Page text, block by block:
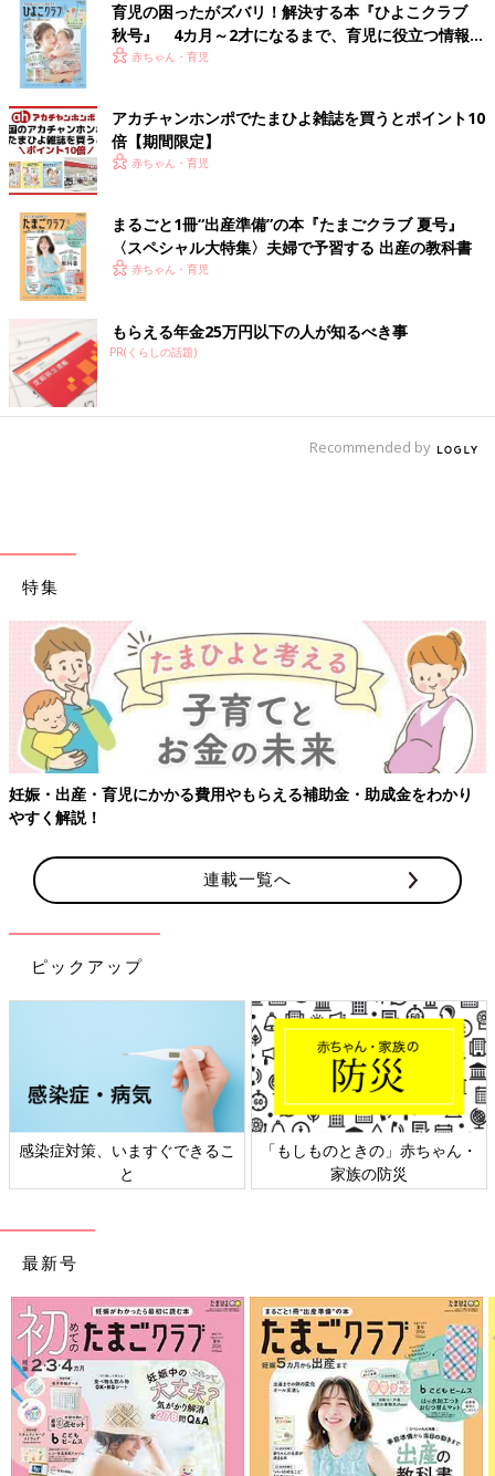
「悪意はない」と、言いつつ不快な言動が続くママ友とは、どう
付き合ったら良いのでしょうか。２人の母でもある子育てアドバ
イザーの長島ともこさんに対処方法を聞きました。
「少しずつ距離が縮まり、気軽に世間話ができるようになってき
たと思ったら、いきなりこちらの意見を否定したり、“口撃”して
きたり。こちらが内心イラッとしていることを見透かすかのよう
に、その後絶妙のタイミングでフォローのメールをしてくるママ
振り回されまいとしても、なんだかざわざわしてしまう気持ち、
良くわかります。
そのママ友さんは、相談者さんに、ある程度気を許しているので
はないでしょうか。『この人にだったら、ちょっとくらい言い過
ぎても大丈夫』などと言った安心感が良くも悪くも“素の自分”を
見せることにつながり、本音なのか建前なのかわからない言動で
結果的に相談者さんを困らせてしまっているように感じます。
『なんで返信くれないの？』などと言われ逆ギレの気配を少しで
も感じたら、『あ、ごめんねーなかなか返信できなくて。最近実
家でちょっといろいろあって・・・。忙しくてメールを見ている
余裕がなかったの』などと、さらりとかわしましょう。
なんか不快だなと感じるママ友とは、『程よく距離を置きつつ、
挨拶は笑顔で』をモットーに向き合ってみてはいかがでしょう」
長島ともこ
フリーライター、エディター、認定子育てアドバイザー。教育、
育児、妊娠＆出産を中心に幅広い分野で取材、執筆、企画ディレ
クション等を行う。PTA活動にも数多く携わり、その経験をもと
に、書籍『PTA広報誌づくりがウソのように楽しくラクになる
本』『卒対を楽しくラクに乗り切る本』（厚有出版）を出版。All
About子育て・PTA情報ガイド。大学生と中学生の母。
https://www.tomokonagashima.com/
※文中のコメントは「ウィメンズパーク」の投稿を再編集したも
のです。
※記事の内容は記事執筆当時の情報であり、現在と異なる場合が
あります。
ただでさえ話が長かったママ友がコロナ
ます。すると口コミサイト「ウィメンズパー
ク」に、「ママ友の長時間の電話に悩んでい
る」という、声が届きました。共感する声とと
もに、対処の仕方の声が届きました。
育児の困ったがズバリ！解決する本『ひよこクラブ
秋号』 4カ月～2才になるまで、育児に役立つ情報が
いっぱい！
赤ちゃん・育児
アカチャンホンポでたまひよ雑誌を買うとポイント10
倍【期間限定】
赤ちゃん・育児
まるごと1冊“出産準備”の本『たまごクラブ 夏号』
〈スペシャル大特集〉夫婦で予習する 出産の教科書
赤ちゃん・育児
もらえる年金25万円以下の人が知るべき事
PR(くらしの話題)
Recommended by
特集
・育児にかかる費用やもらえる補助金・助成金をわかり
！
【ワク
連載一覧へ
ピックアップ
対策、いますぐできるこ
「もしものときの」赤ちゃん・
家族の防災
日本
最新号